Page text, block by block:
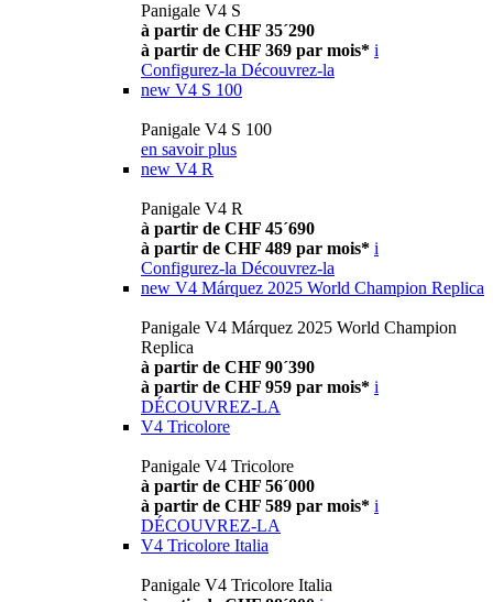
Panigale V4 S
à partir de CHF 35´290
à partir de CHF 369 par mois* i
Configurez-la Découvrez-la
new V4 S 100
Panigale V4 S 100
en savoir plus
new V4 R
Panigale V4 R
à partir de CHF 45´690
à partir de CHF 489 par mois* i
Configurez-la Découvrez-la
new V4 Márquez 2025 World Champion Replica
Panigale V4 Márquez 2025 World Champion
Replica
à partir de CHF 90´390
à partir de CHF 959 par mois* i
DÉCOUVREZ-LA
V4 Tricolore
Panigale V4 Tricolore
à partir de CHF 56´000
à partir de CHF 589 par mois* i
DÉCOUVREZ-LA
V4 Tricolore Italia
Panigale V4 Tricolore Italia